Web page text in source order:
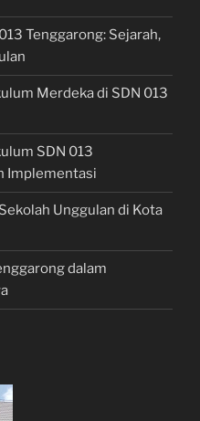
Tenggarong: Sejarah,
Merdeka di SDN 013
SDN 013
Implementasi
Unggulan di Kota
dalam